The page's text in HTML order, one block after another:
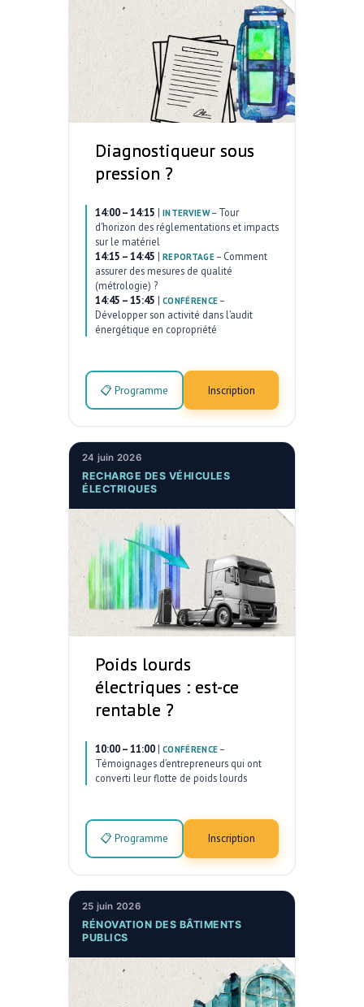
Diagnostiqueur sous
pression ?
14:00 – 14:15 | INTERVIEW– Tour
d’horizon des réglementations et impacts
sur le matériel
14:15 – 14:45 | REPORTAGE– Comment
assurer des mesures de qualité
(métrologie) ?
14:45 – 15:45 | CONFÉRENCE –
Développer son activité dans l’audit
énergétique en copropriété
📋 Programme Inscription
24 juin 2026
RECHARGE DES VÉHICULES
ÉLECTRIQUES
Poids lourds
électriques : est-ce
rentable ?
10:00 – 11:00 | CONFÉRENCE –
Témoignages d’entrepreneurs qui ont
converti leur flotte de poids lourds
📋 Programme Inscription
25 juin 2026
RÉNOVATION DES BÂTIMENTS
PUBLICS